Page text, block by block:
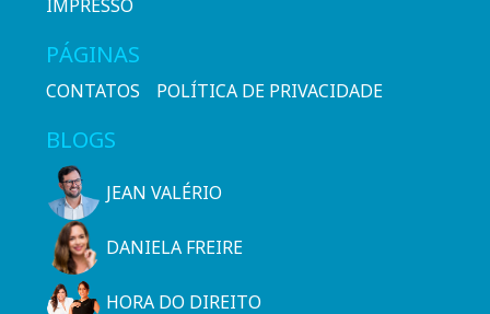
IMPRESSO
PÁGINAS
CONTATOS POLÍTICA DE PRIVACIDADE
BLOGS
JEAN VALÉRIO
DANIELA FREIRE
HORA DO DIREITO